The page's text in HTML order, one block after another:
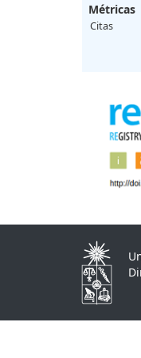
Métricas
Citas